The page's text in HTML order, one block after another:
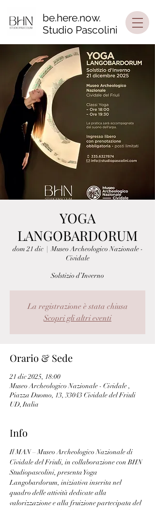
be.here.now.
Studio Pascolini
YOGA
LANGOBARDORUM
dom 21 dic
  |
Museo Archeologico Nazionale -
Cividale
Solstizio d’Inverno
La registrazione è stata chiusa
Scopri gli altri eventi
Orario & Sede
21 dic 2025, 18:00
Museo Archeologico Nazionale - Cividale ,
Piazza Duomo, 13, 33043 Cividale del Friuli
UD, Italia
Info
Il MAN – Museo Archeologico Nazionale di
Cividale del Friuli, in collaborazione con BHN
Studiopascolini, presenta Yoga
Langobardorum, iniziativa inserita nel
quadro delle attività dedicate alla
valorizzazione e alla fruizione partecipata del